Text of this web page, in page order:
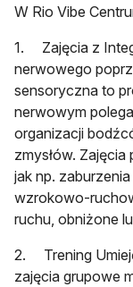
W Rio Vibe
1. Zajęcia z
nerwowego
sensoryczna to
nerwowym
organizacji
zmysłów.
jak np.
wzrokowo-
ruchu, obniżone
2. Trening
zajęcia grupowe